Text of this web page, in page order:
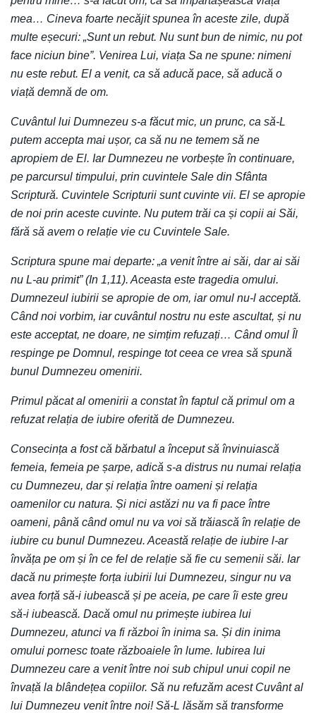
mea… Cineva foarte necăjit spunea în aceste zile, după
multe eșecuri: „Sunt un rebut. Nu sunt bun de nimic, nu pot
face niciun bine”. Venirea Lui, viața Sa ne spune: nimeni
nu este rebut. El a venit, ca să aducă pace, să aducă o
viață demnă de om.
Cuvântul lui Dumnezeu s-a făcut mic, un prunc, ca să-L
putem accepta mai ușor, ca să nu ne temem să ne
apropiem de El. Iar Dumnezeu ne vorbește în continuare,
pe parcursul timpului, prin cuvintele Sale din Sfânta
Scriptură. Cuvintele Scripturii sunt cuvinte vii. El se apropie
de noi prin aceste cuvinte. Nu putem trăi ca și copii ai Săi,
fără să avem o relație vie cu Cuvintele Sale.
Scriptura spune mai departe: „a venit între ai săi, dar ai săi
nu L-au primit” (In 1,11). Aceasta este tragedia omului.
Dumnezeul iubirii se apropie de om, iar omul nu-l acceptă.
Când noi vorbim, iar cuvântul nostru nu este ascultat, și nu
este acceptat, ne doare, ne simțim refuzați… Când omul Îl
respinge pe Domnul, respinge tot ceea ce vrea să spună
bunul Dumnezeu omenirii.
Primul păcat al omenirii a constat în faptul că primul om a
refuzat relația de iubire oferită de Dumnezeu.
Consecința a fost că bărbatul a început să învinuiască
femeia, femeia pe șarpe, adică s-a distrus nu numai relația
cu Dumnezeu, dar și relația între oameni și relația
oamenilor cu natura. Și nici astăzi nu va fi pace între
oameni, până când omul nu va voi să trăiască în relație de
iubire cu bunul Dumnezeu. Această relație de iubire l-ar
învăța pe om și în ce fel de relație să fie cu semenii săi. Iar
dacă nu primește forța iubirii lui Dumnezeu, singur nu va
avea forță să-i iubească și pe aceia, pe care îi este greu
să-i iubească. Dacă omul nu primește iubirea lui
Dumnezeu, atunci va fi război în inima sa. Și din inima
omului pornesc toate războaiele în lume. Iubirea lui
Dumnezeu care a venit între noi sub chipul unui copil ne
învață la blândețea copiilor. Să nu refuzăm acest Cuvânt al
lui Dumnezeu venit între noi! Să-L lăsăm să transforme